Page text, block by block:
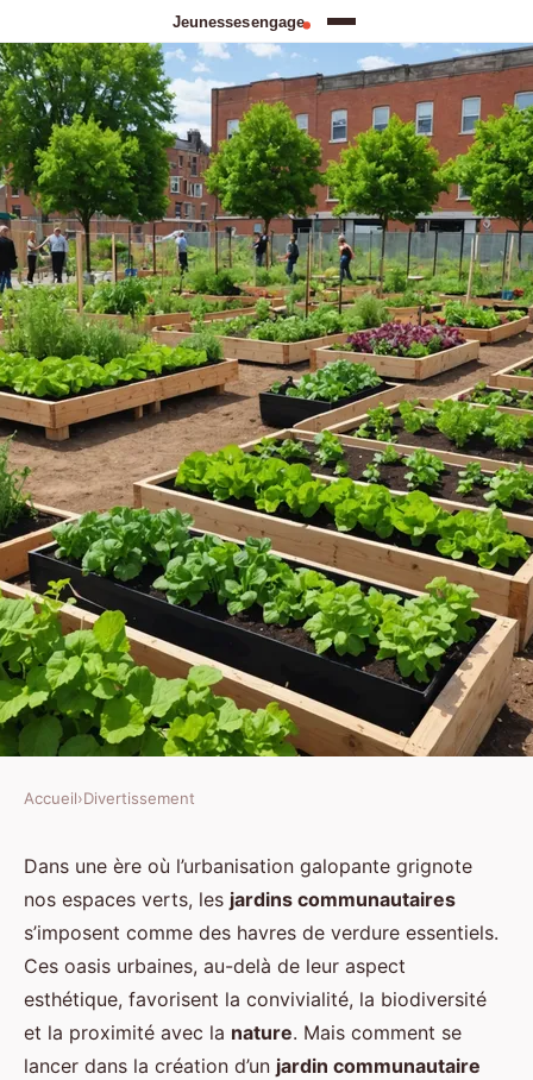
Quelles sont les étapes pour
créer un jardin communautaire
urbain?
Antonin•2 octobre 2024 •6 min de lecture
Accueil›Divertissement
Dans une ère où l’urbanisation galopante grignote
nos espaces verts, les jardins communautaires
s’imposent comme des havres de verdure essentiels.
Ces oasis urbaines, au-delà de leur aspect
esthétique, favorisent la convivialité, la biodiversité
et la proximité avec la nature. Mais comment se
lancer dans la création d’un jardin communautaire